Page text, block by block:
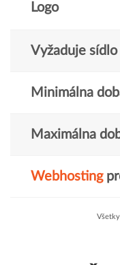
Logo
Vyžaduje
Minimálna
Maximálna
Webhosting